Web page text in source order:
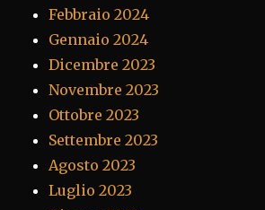
Febbraio 2024
Gennaio 2024
Dicembre 2023
Novembre 2023
Ottobre 2023
Settembre 2023
Agosto 2023
Luglio 2023